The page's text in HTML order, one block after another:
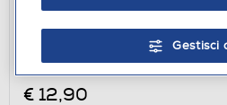
CUSTODIE
SBS - Cover Skinny per
Trasparente
€ 12,90
Gestisci